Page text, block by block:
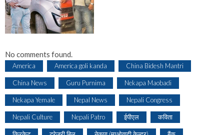
No comments found.
America America goli kanda China Bidesh Mantri
China News Guru Purnima Nekapa Maobadi
Nekapa Yemale Nepal News Nepali Congress
Nepali Culture Nepali Patro ईपीएल कविता